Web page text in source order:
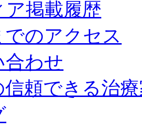
ア掲載履歴
でのアクセス
合わせ
信頼できる治